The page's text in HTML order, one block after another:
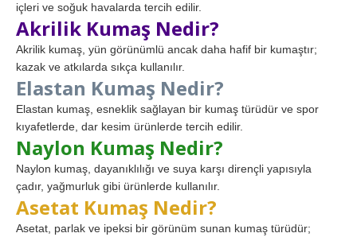
içleri ve soğuk havalarda tercih edilir.
Akrilik Kumaş Nedir?
Akrilik kumaş, yün görünümlü ancak daha hafif bir kumaştır;
kazak ve atkılarda sıkça kullanılır.
Elastan Kumaş Nedir?
Elastan kumaş, esneklik sağlayan bir kumaş türüdür ve spor
kıyafetlerde, dar kesim ürünlerde tercih edilir.
Naylon Kumaş Nedir?
Naylon kumaş, dayanıklılığı ve suya karşı dirençli yapısıyla
çadır, yağmurluk gibi ürünlerde kullanılır.
Asetat Kumaş Nedir?
Asetat, parlak ve ipeksi bir görünüm sunan kumaş türüdür;